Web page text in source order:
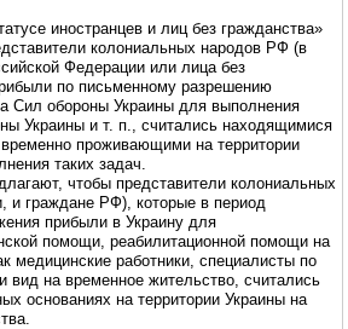
иностранцев и лиц без гражданства»
колониальных народов РФ (в
Федерации или лица без
по письменному разрешению
Сил обороны Украины для выполнения
Украины и т. п., считались находящимися
проживающими на территории
таких задач.
чтобы представители колониальных
и граждане РФ), которые в период
прибыли в Украину для
помощи, реабилитационной помощи на
медицинские работники, специалисты по
вид на временное жительство, считались
основаниях на территории Украины на